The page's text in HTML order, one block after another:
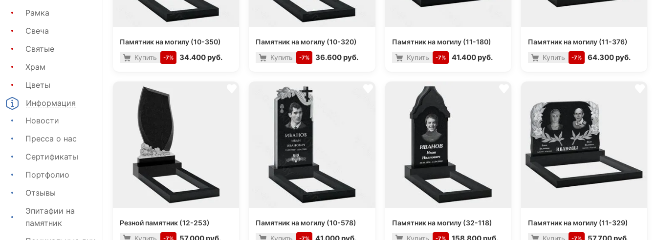
Рамка
Свеча
Святые
Храм
Цветы
Информация
Новости
Пресса о нас
Сертификаты
Портфолио
Отзывы
Эпитафии на
памятник
Памятник на могилу (10-350)
-7% 34.400 руб.
Купить
Памятник на могилу (10-320)
-7% 36.600 руб.
Купить
Памятник на могилу (11-180)
-7% 41.400 руб.
Купить
Памятник на могилу (11-376)
-7% 64.300 руб.
Купить
Резной памятник (12-253)
-7% 57.000 руб.
Купить
Памятник на могилу (10-578)
-7% 41.000 руб.
Купить
Памятник на могилу (32-118)
-7% 158.800 руб.
Купить
Памятник на могилу (11-329)
-7% 57.700 руб.
Купить